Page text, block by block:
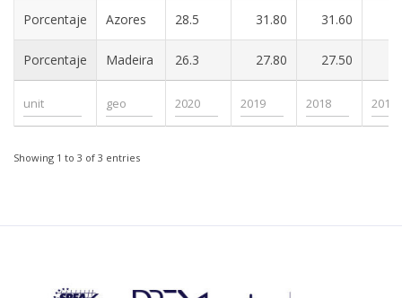
Porcentaje Azores 28.5 31.80 31.60
Porcentaje Madeira 26.3 27.80 27.50
Showing 1 to 3 of 3 entries